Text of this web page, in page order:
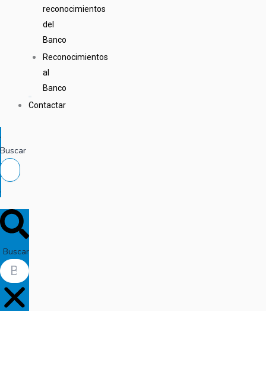
reconocimientos
del
Banco
Reconocimientos
al
Banco
Contactar
Buscar
Buscar